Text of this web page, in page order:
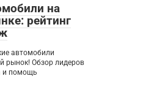
на
рейтинг
автомобили
рынок! Обзор лидеров
и помощь